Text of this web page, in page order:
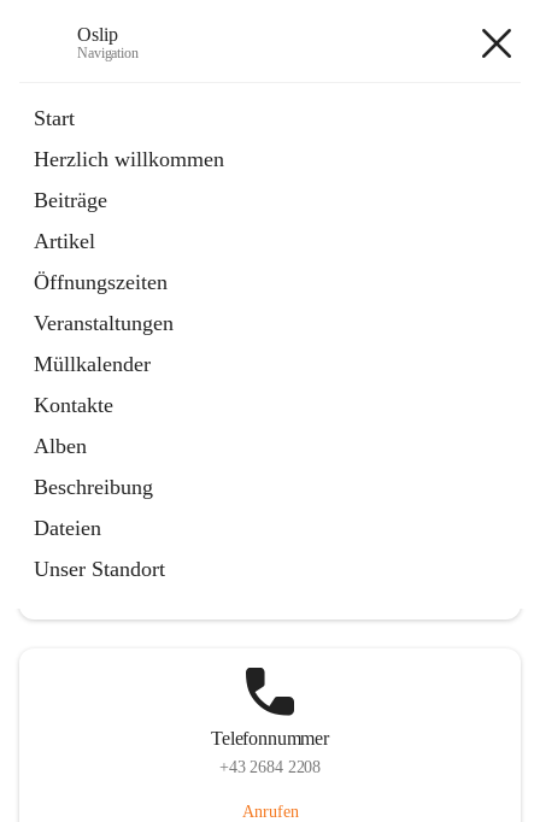
Oslip
Navigation
Start
Herzlich willkommen
Beiträge
Artikel
Öffnungszeiten
Veranstaltungen
Müllkalender
Kontakte
Alben
Beschreibung
Dateien
Unser Standort
Externe Webseite
in
Tab
Bundeskanzleramt Österreich
Externe Webseite
öffnet
in
neuem
Tab
Telefonnummer
+43 2684 2208
Anrufen